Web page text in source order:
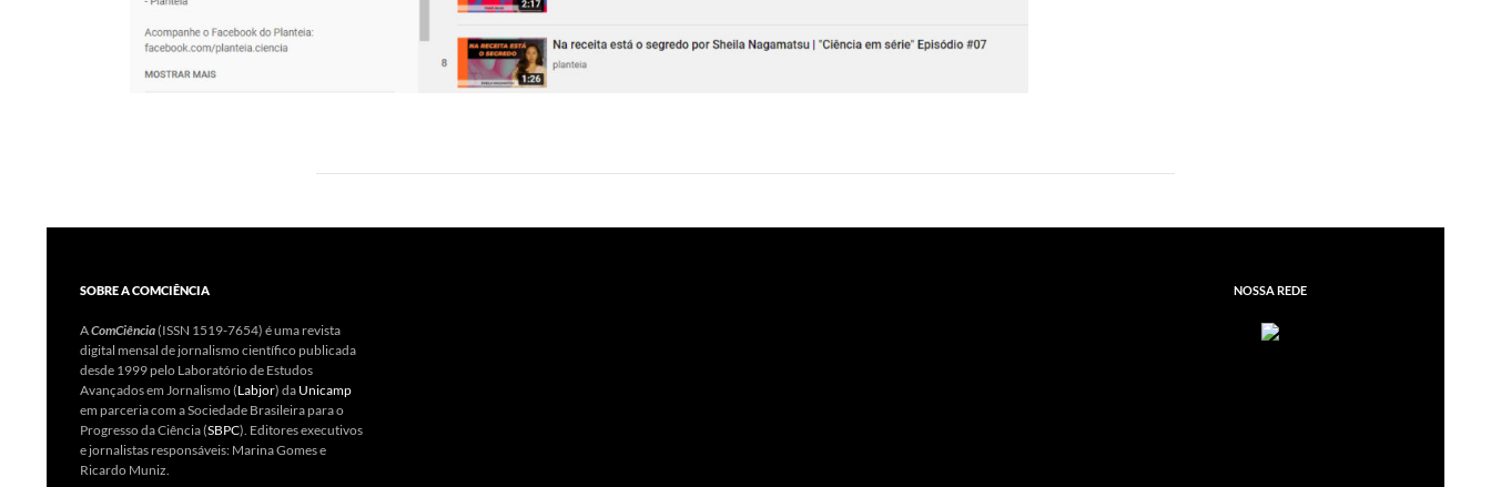
SOBRE A COMCIÊNCIA
AComCiência(ISSN 1519-7654) é uma revista
digital mensal de jornalismo científico publicada
desde 1999 pelo Laboratório de Estudos
Avançados em Jornalismo (Labjor) da Unicamp
em parceria com a Sociedade Brasileira para o
Progresso da Ciência (SBPC). Editores executivos
e jornalistas responsáveis: Marina Gomes e
Ricardo Muniz.
NOSSA REDE